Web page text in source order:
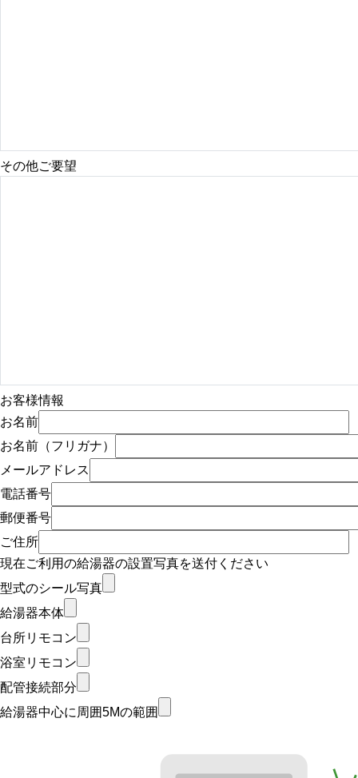
その他ご要望
お客様情報
お名前
お名前（フリガナ）
メールアドレス
電話番号
郵便番号
ご住所
現在ご利用の給湯器の設置写真を送付ください
型式のシール写真
給湯器本体
台所リモコン
浴室リモコン
配管接続部分
給湯器中心に周囲5Mの範囲